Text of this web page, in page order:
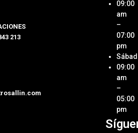
213
y Pcs
Ubica
Tienda
de
de
09:00
am
–
07:00
pm
09:00
am
–
05:00
pm